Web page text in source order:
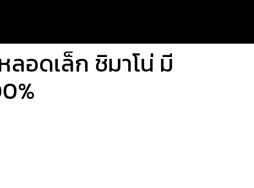
ลอดเล็ก ชิมาโน่ มี